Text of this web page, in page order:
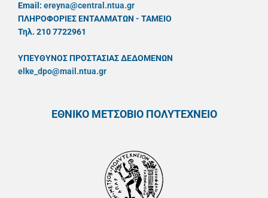
Email: ereyna@central.ntua.gr
ΠΛΗΡΟΦΟΡΙΕΣ ΕΝΤΑΛΜΑΤΩΝ - ΤΑΜΕΙΟ
Τηλ. 210 7722961
ΥΠΕΥΘYΝΟΣ ΠΡΟΣΤΑΣΙΑΣ ΔΕΔΟΜΕΝΩΝ
elke_dpo@mail.ntua.gr
ΕΘΝΙΚΟ ΜΕΤΣΟΒΙΟ ΠΟΛΥΤΕΧΝΕΙΟ